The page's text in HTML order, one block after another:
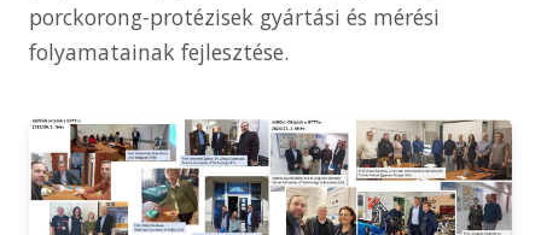
porckorong-protézisek gyártási és mérési
folyamatainak fejlesztése.